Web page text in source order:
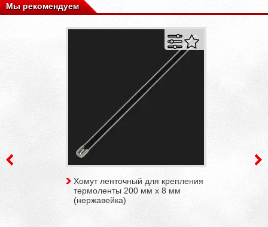
Мы рекомендуем
Хомут ленточный для крепления
термоленты 200 мм х 8 мм
(нержавейка)